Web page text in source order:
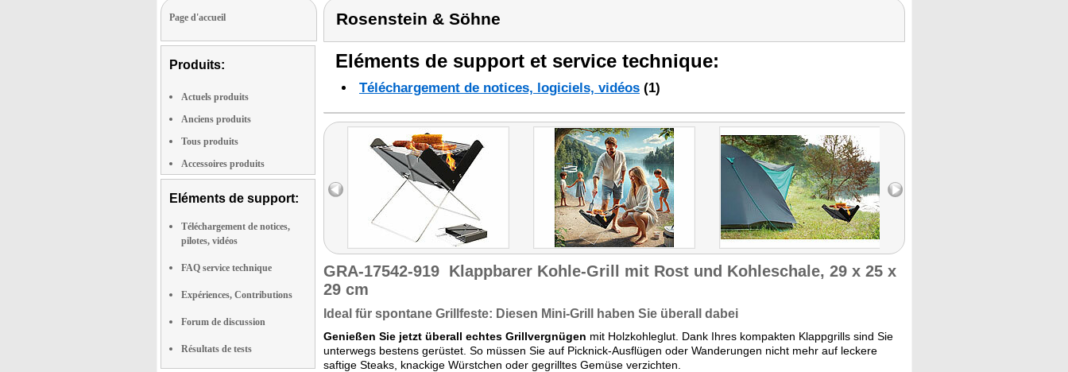
Page d'accueil
Produits:
Actuels produits
Anciens produits
Tous produits
Accessoires produits
Eléments de support:
Téléchargement de notices,
pilotes, vidéos
FAQ service technique
Expériences, Contributions
Forum de discussion
Résultats de tests
Rosenstein & Söhne
Eléments de support et service technique:
Téléchargement de notices, logiciels, vidéos (1)
GRA-17542-919 Klappbarer Kohle-Grill mit Rost und Kohleschale, 29 x 25 x
29 cm
Ideal für spontane Grillfeste: Diesen Mini-Grill haben Sie überall dabei
Genießen Sie jetzt überall echtes Grillvergnügen mit Holzkohleglut. Dank Ihres kompakten Klappgrills sind Sie
unterwegs bestens gerüstet. So müssen Sie auf Picknick-Ausflügen oder Wanderungen nicht mehr auf leckere
saftige Steaks, knackige Würstchen oder gegrilltes Gemüse verzichten.